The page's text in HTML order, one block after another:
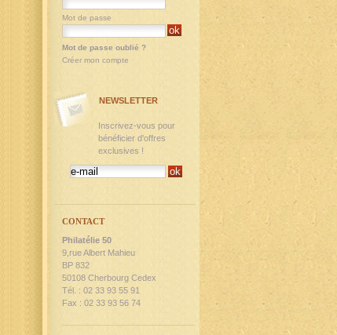
Mot de passe
Mot de passe oublié ?
Créer mon compte
NEWSLETTER
Inscrivez-vous pour
bénéficier d'offres
exclusives !
CONTACT
Philatélie 50
9,rue Albert Mahieu
BP 832
50108 Cherbourg Cedex
Tél. : 02 33 93 55 91
Fax : 02 33 93 56 74